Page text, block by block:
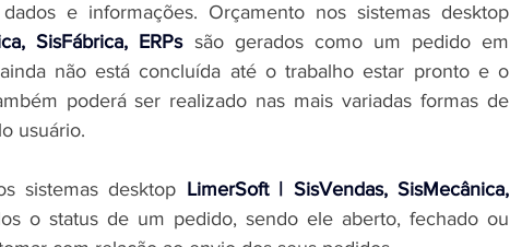
e informações. Orçamento nos
SisFábrica, ERPs são gerados como um pedido em
não está concluída até o trabalho estar pronto e o
poderá ser realizado nas mais variadas formas de
usuário.
sistemas desktop LimerSoft | SisVendas, SisMecânica,
o status de um pedido, sendo ele aberto, fechado ou